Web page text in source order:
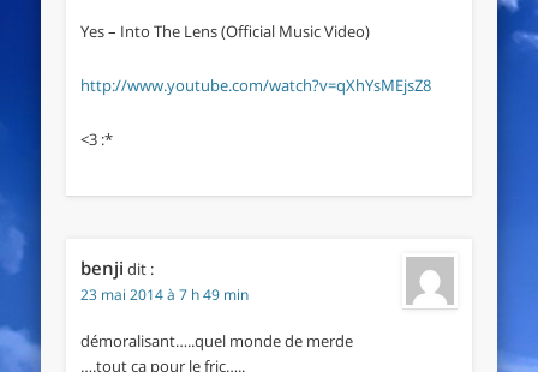
Yes – Into The Lens (Official Music Video)
http://www.youtube.com/watch?v=qXhYsMEjsZ8
<3 :*
benji dit :
23 mai 2014 à 7 h 49 min
démoralisant…..quel monde de merde
….tout ça pour le fric…..